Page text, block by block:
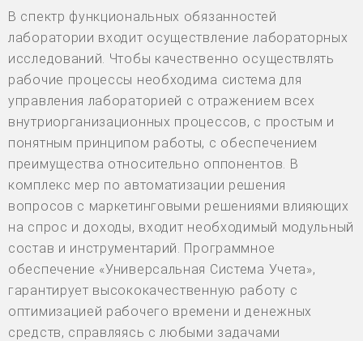
В спектр функциональных обязанностей
лаборатории входит осуществление лабораторных
исследований. Чтобы качественно осуществлять
рабочие процессы необходима система для
управления лабораторией с отражением всех
внутриорганизационных процессов, с простым и
понятным принципом работы, с обеспечением
преимущества относительно оппонентов. В
комплекс мер по автоматизации решения
вопросов с маркетинговыми решениями влияющих
на спрос и доходы, входит необходимый модульный
состав и инструментарий. Программное
обеспечение «Универсальная Система Учета»,
гарантирует высококачественную работу с
оптимизацией рабочего времени и денежных
средств, справляясь с любыми задачами